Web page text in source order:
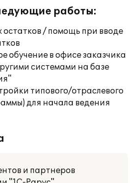
работы:
остатков / помощь при вводе
обучение в офисе заказчика
системами на базе
типового/отраслевого
для начала ведения
и партнеров